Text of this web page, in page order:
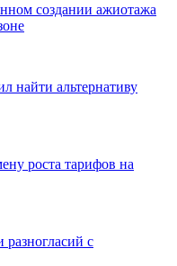
создании ажиотажа
найти альтернативу
роста тарифов на
с